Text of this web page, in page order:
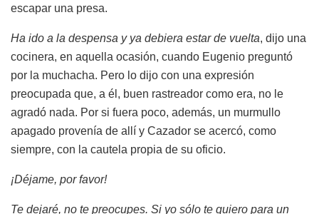
escapar una presa.
Ha ido a la despensa y ya debiera estar de vuelta, dijo una
cocinera, en aquella ocasión, cuando Eugenio preguntó
por la muchacha. Pero lo dijo con una expresión
preocupada que, a él, buen rastreador como era, no le
agradó nada. Por si fuera poco, además, un murmullo
apagado provenía de allí y Cazador se acercó, como
siempre, con la cautela propia de su oficio.
¡Déjame, por favor!
Te dejaré, no te preocupes. Si yo sólo te quiero para un